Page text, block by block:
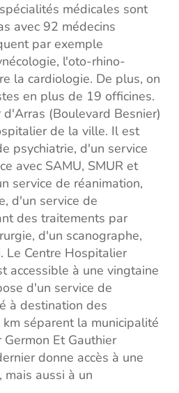
médicales sont
avec 92 médecins
par exemple
l'oto-rhino-
la cardiologie. De plus, on
en plus de 19 officines.
(Boulevard Besnier)
de la ville. Il est
psychiatrie, d'un service
avec SAMU, SMUR et
service de réanimation,
d'un service de
des traitements par
d'un scanographe,
Le Centre Hospitalier
accessible à une vingtaine
d'un service de
à destination des
séparent la municipalité
Et Gauthier
donne accès à une
mais aussi à un